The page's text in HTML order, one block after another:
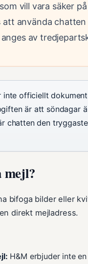
vill vara säker
att använda
av
inte officiellt
är att söndagar
chatten den
bifoga bilder eller
direkt mejladress.
H&M erbjuder inte